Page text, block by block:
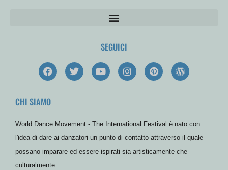
SEGUICI
F
a
c
b
o
T
w
i
r
Y
o
u
e
I
n
s
r
m
P
i
n
e
t
W
o
r
e
s
CHI SIAMO
World Dance Movement - The International Festival è nato con
l'idea di dare ai danzatori un punto di contatto attraverso il quale
possano imparare ed essere ispirati sia artisticamente che
culturalmente.